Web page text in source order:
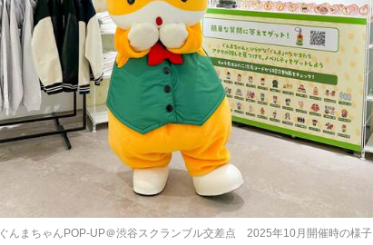
ぐんまちゃんPOP-UP＠渋谷スクランブル交差点 2025年10月開催時の様子